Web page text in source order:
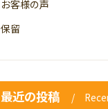
お客様の声
保留
最近の投稿